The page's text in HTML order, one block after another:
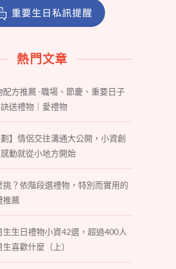
熱門文章
配方推薦 -職場、節慶、重要日子
送禮物｜愛禮物
劃】情侶交往溝通大公開，小資創
動就從小地方開始
挑？依階段選禮物，特別而實用的
推薦
生生日禮物小資42選，超過400人
喜歡什麼（上）